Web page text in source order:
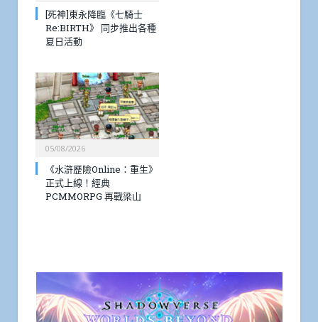
[死神]東永降臨《七騎士
Re:BIRTH》 同步推出各種
夏日活動
05/08/2026
《水滸歷險Online：重生》
正式上線！經典
PCMMORPG 再戰梁山